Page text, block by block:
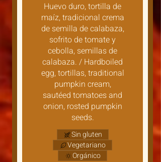
Huevo duro, tortilla de
maíz, tradicional crema
de semilla de calabaza,
sofrito de tomate y
cebolla, semillas de
calabaza. / Hardboiled
egg, tortillas, traditional
pumpkin cream,
sautéed tomatoes and
onion, rosted pumpkin
seeds.
Sin gluten
Vegetariano
Orgánico